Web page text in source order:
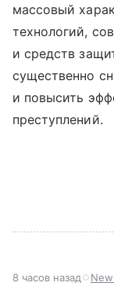
массовый
технологий,
и средств
существенно
и повысить
преступлений.
8 часов назад